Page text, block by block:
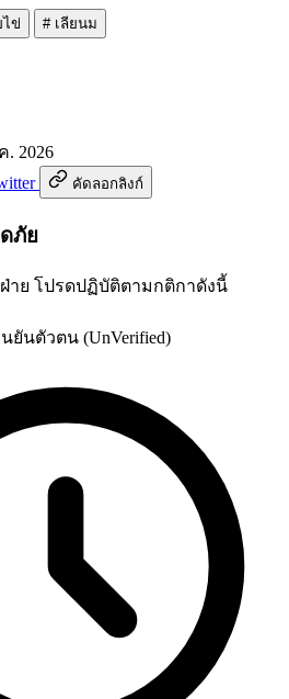
ไข่ # เลียนม
. 2026
คัดลอกลิงก์
ภัย
าย โปรดปฏิบัติตามกติกาดังนี้
นตัวตน (UnVerified)